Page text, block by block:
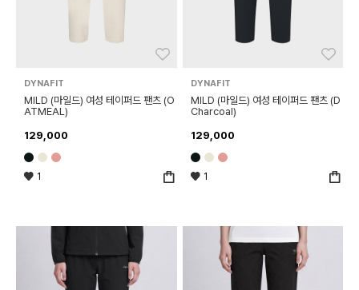
DYNAFIT
MILD (마일드) 여성 테이퍼드 팬츠 (O
ATMEAL)
129,000
1
DYNAFIT
MILD (마일드) 여성 테이퍼드 팬츠 (D
Charcoal)
129,000
1